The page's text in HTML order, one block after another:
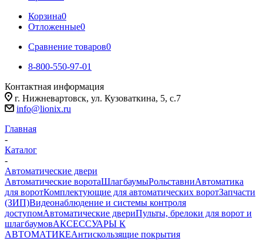
Корзина0
Отложенные0
Сравнение товаров0
8-800-550-97-01
Контактная информация
г. Нижневартовск, ул. Кузоваткина, 5, с.7
info@lionix.ru
Главная
-
Каталог
-
Автоматические двери
Автоматические воротаШлагбаумыРольставниАвтоматика
для воротКомплектующие для автоматических воротЗапчасти
(ЗИП)Видеонаблюдение и системы контроля
доступомАвтоматические двериПульты, брелоки для ворот и
шлагбаумовАКСЕССУАРЫ К
АВТОМАТИКЕАнтискользящие покрытия